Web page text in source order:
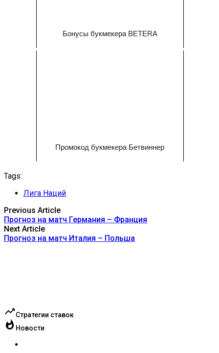
Бонусы букмекера BETERA
Промокод букмекера Бетвиннер
Tags:
Лига Наций
Previous Article
Прогноз на матч Германия – Франция
Next Article
Прогноз на матч Италия – Польша
trending_upСтратегии ставок
whatshot Новости